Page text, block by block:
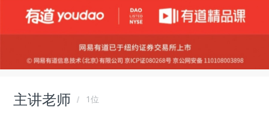
主讲老师 1位